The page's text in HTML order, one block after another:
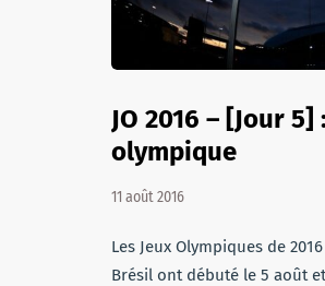
JO 2016 – [Jour
olympique
11 août 2016
Les Jeux Olympiques de
Brésil ont débuté le 5 août